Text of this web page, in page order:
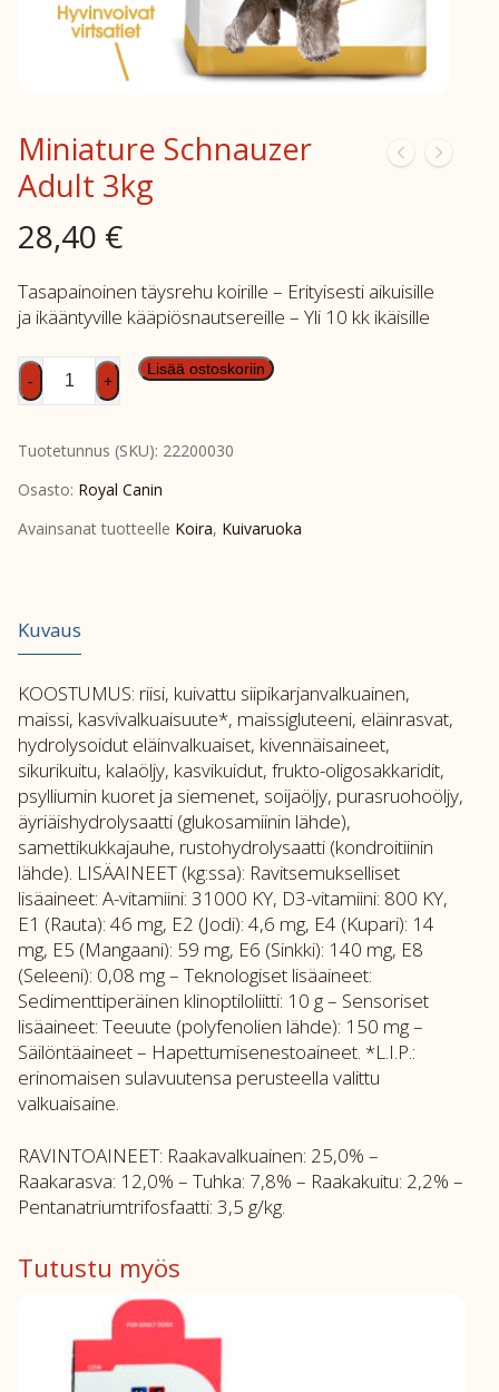
Miniature Schnauzer
Adult 3kg
28,40 €
Tasapainoinen täysrehu koirille – Erityisesti aikuisille
ja ikääntyville kääpiösnautsereille – Yli 10 kk ikäisille
Miniature
Schnauzer
3kg
määrä
- +
Lisää ostoskoriin
Tuotetunnus (SKU): 22200030
Osasto: Royal Canin
Avainsanat tuotteelle Koira, Kuivaruoka
Kuvaus
KOOSTUMUS: riisi, kuivattu siipikarjanvalkuainen,
maissi, kasvivalkuaisuute*, maissigluteeni, eläinrasvat,
hydrolysoidut eläinvalkuaiset, kivennäisaineet,
sikurikuitu, kalaöljy, kasvikuidut, frukto-oligosakkaridit,
psylliumin kuoret ja siemenet, soijaöljy, purasruohoöljy,
äyriäishydrolysaatti (glukosamiinin lähde),
samettikukkajauhe, rustohydrolysaatti (kondroitiinin
lähde). LISÄAINEET (kg:ssa): Ravitsemukselliset
lisäaineet: A-vitamiini: 31000 KY, D3-vitamiini: 800 KY,
E1 (Rauta): 46 mg, E2 (Jodi): 4,6 mg, E4 (Kupari): 14
mg, E5 (Mangaani): 59 mg, E6 (Sinkki): 140 mg, E8
(Seleeni): 0,08 mg – Teknologiset lisäaineet:
Sedimenttiperäinen klinoptiloliitti: 10 g – Sensoriset
lisäaineet: Teeuute (polyfenolien lähde): 150 mg –
Säilöntäaineet – Hapettumisenestoaineet. *L.I.P.:
erinomaisen sulavuutensa perusteella valittu
valkuaisaine.
RAVINTOAINEET: Raakavalkuainen: 25,0% –
Raakarasva: 12,0% – Tuhka: 7,8% – Raakakuitu: 2,2% –
Pentanatriumtrifosfaatti: 3,5 g/kg.
Tutustu myös